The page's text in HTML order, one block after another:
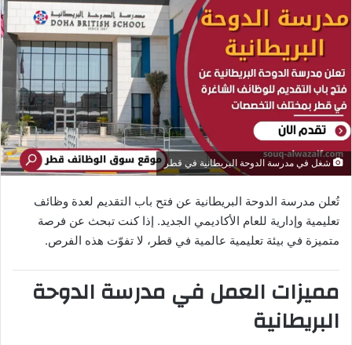
ي
د
ا
إ
ل
ت
و
ن
ي
شغل في مدرسة الدوحة البريطانية في قطر
تُعلن مدرسة الدوحة البريطانية عن فتح باب التقديم لعدة وظائف
تعليمية وإدارية للعام الأكاديمي الجديد. إذا كنت تبحث عن فرصة
متميزة في بيئة تعليمية عالمية في قطر، لا تفوّت هذه الفرص.
مميزات العمل في مدرسة الدوحة
البريطانية